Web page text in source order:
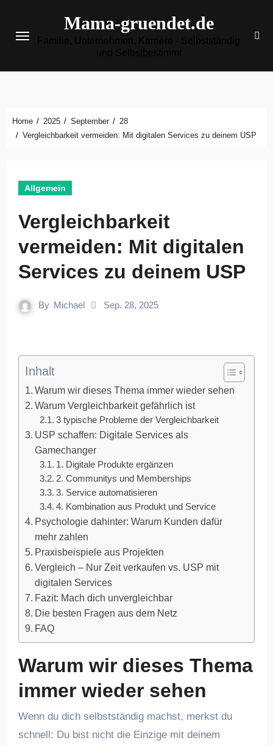
springen
Mama-gruendet.de
Home 2025 September
28
Vergleichbarkeit vermeiden: Mit digitalen Services zu deinem USP
Allgemein
Vergleichbarkeit
vermeiden: Mit digitalen
Services zu deinem USP
By Michael Sep. 28, 2025
Inhalt
Warum wir dieses Thema immer wieder sehen
Warum Vergleichbarkeit gefährlich ist
3 typische Probleme der Vergleichbarkeit
USP schaffen: Digitale Services als
Gamechanger
1. Digitale Produkte ergänzen
2. Communitys und Memberships
3. Service automatisieren
4. Kombination aus Produkt und Service
Psychologie dahinter: Warum Kunden dafür
mehr zahlen
Praxisbeispiele aus Projekten
Vergleich – Nur Zeit verkaufen vs. USP mit
digitalen Services
Fazit: Mach dich unvergleichbar
Die besten Fragen aus dem Netz
FAQ
Warum wir dieses Thema
immer wieder sehen
Wenn du dich selbstständig machst, merkst du
schnell: Du bist nicht die Einzige mit deinem